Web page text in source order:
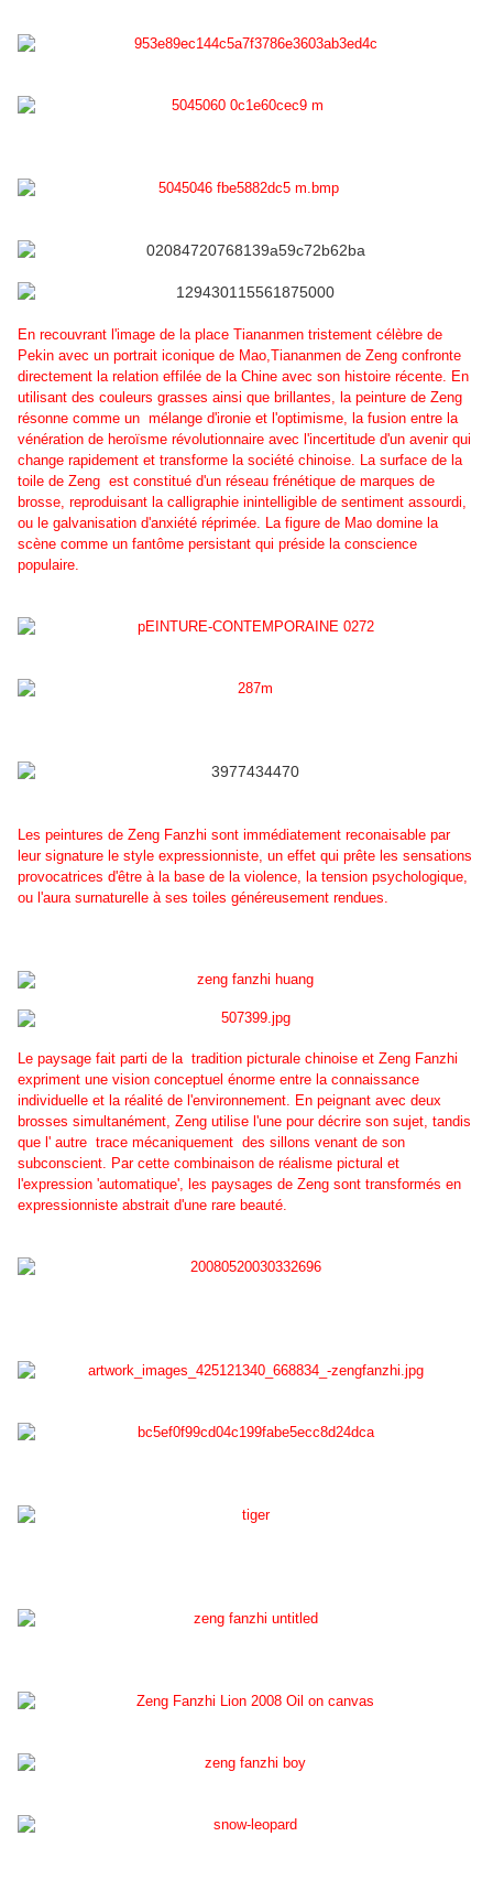
En recouvrant l'image de la place Tiananmen tristement célèbre de
Pekin avec un portrait iconique de Mao,Tiananmen de Zeng confronte
directement la relation effilée de la Chine avec son histoire récente. En
utilisant des couleurs grasses ainsi que brillantes, la peinture de Zeng
résonne comme un mélange d'ironie et l'optimisme, la fusion entre la
vénération de heroïsme révolutionnaire avec l'incertitude d'un avenir qui
change rapidement et transforme la société chinoise. La surface de la
toile de Zeng est constitué d'un réseau frénétique de marques de
brosse, reproduisant la calligraphie inintelligible de sentiment assourdi,
ou le galvanisation d'anxiété réprimée. La figure de Mao domine la
scène comme un fantôme persistant qui préside la conscience
populaire.
Les peintures de Zeng Fanzhi sont immédiatement reconaisable par
leur signature le style expressionniste, un effet qui prête les sensations
provocatrices d'être à la base de la violence, la tension psychologique,
ou l'aura surnaturelle à ses toiles généreusement rendues.
Le paysage fait parti de la tradition picturale chinoise et Zeng Fanzhi
expriment une vision conceptuel énorme entre la connaissance
individuelle et la réalité de l'environnement. En peignant avec deux
brosses simultanément, Zeng utilise l'une pour décrire son sujet, tandis
que l' autre trace mécaniquement des sillons venant de son
subconscient. Par cette combinaison de réalisme pictural et
l'expression 'automatique', les paysages de Zeng sont transformés en
expressionniste abstrait d'une rare beauté.